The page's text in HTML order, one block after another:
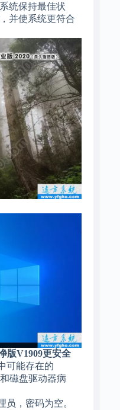
统保持最佳状
并使系统更符合
版V1909更安全
可能存在的
磁盘驱动器病
员，密码为空。